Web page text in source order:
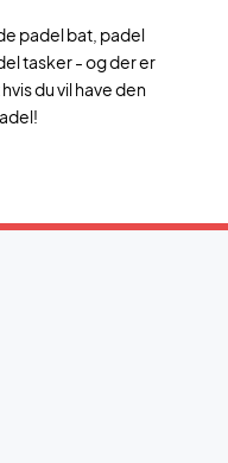
padel bat, padel
tasker - og der er
du vil have den